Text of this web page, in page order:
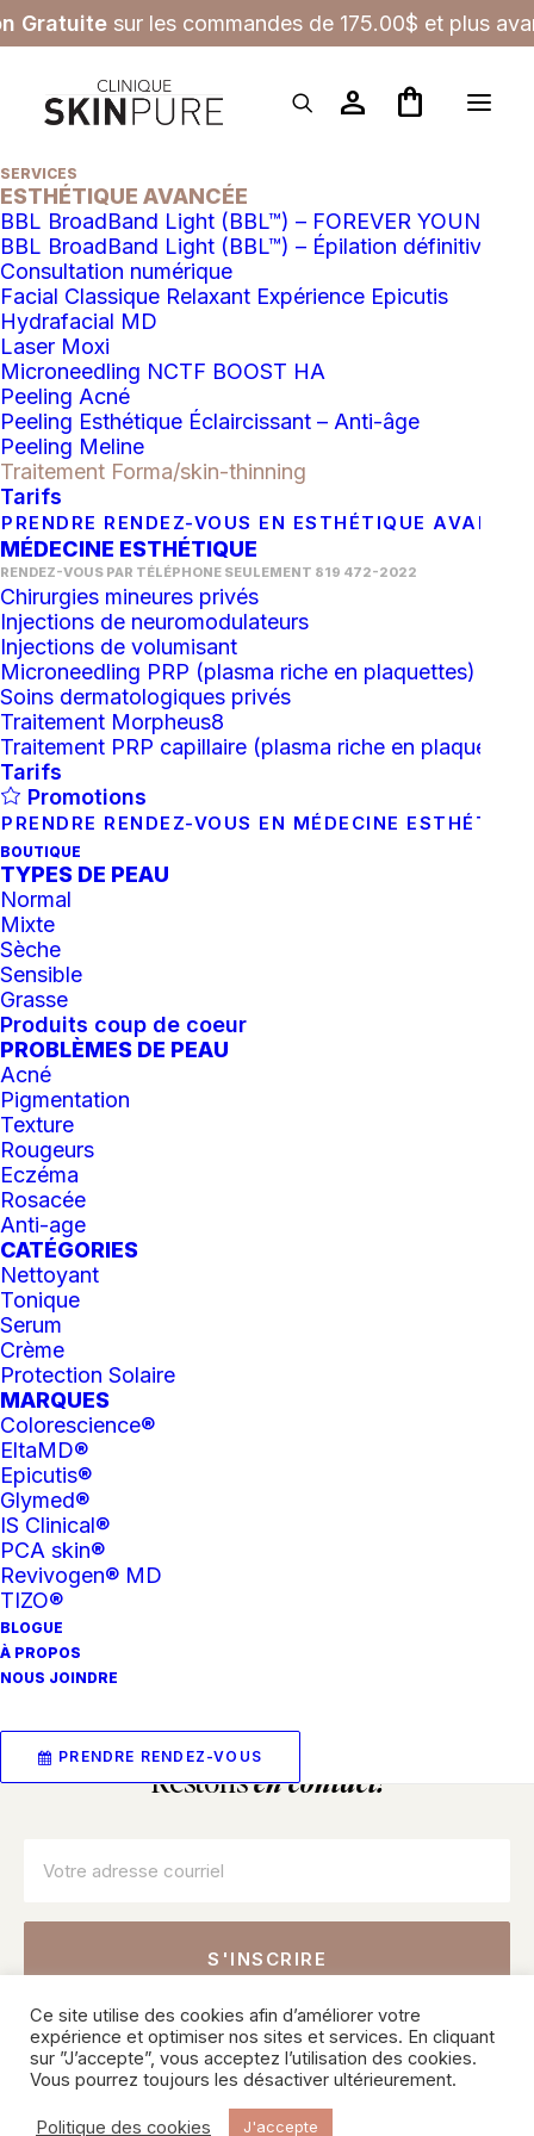
Gratuite sur les commandes de 175.00$ et plus
person shopping_bag
SERVICES
ESTHÉTIQUE AVANCÉE
BBL BroadBand Light (BBL™) – FOREVER YOUNG
BBL BroadBand Light (BBL™) – Épilation définitive
Consultation numérique
Facial Classique Relaxant Expérience Epicutis
Hydrafacial MD
Laser Moxi
Microneedling NCTF BOOST HA
Peeling Acné
Peeling Esthétique Éclaircissant – Anti-âge
Peeling Meline
Traitement Forma/skin-thinning
Tarifs
PRENDRE RENDEZ-VOUS EN ESTHÉTIQUE AVANCÉ
MÉDECINE ESTHÉTIQUE
RENDEZ-VOUS PAR TÉLÉPHONE SEULEMENT 819 472-2022
Chirurgies mineures privés
Injections de neuromodulateurs
Injections de volumisant
Microneedling PRP (plasma riche en plaquettes)
Soins dermatologiques privés
Traitement Morpheus8
Traitement PRP capillaire (plasma riche en plaquettes)
Tarifs
Promotions
PRENDRE RENDEZ-VOUS EN MÉDECINE
BOUTIQUE
TYPES DE PEAU
Normal
Mixte
Sèche
Sensible
Grasse
Produits coup de coeur
PROBLÈMES DE PEAU
Acné
Pigmentation
Texture
Rougeurs
Eczéma
Rosacée
Anti-age
CATÉGORIES
Nettoyant
Tonique
Serum
Crème
Protection Solaire
MARQUES
Colorescience®
EltaMD®
Epicutis®
Glymed®
IS Clinical®
PCA skin®
Revivogen® MD
TIZO®
BLOGUE
À PROPOS
NOUS JOINDRE
PRENDRE RENDEZ-VOUS
RETOUR AUX
SERVICES
Traitement Forma/skin-
thinning
NOS TARIFS
event_available
Restonsen contact!
Inscrivez-vous pour connaître nos offres sur les soins, les
produits et recevoir des conseils de nos professionnels.
© 2026 SKINPURE Inc – Tous droits réservés. Une création
Ce site utilise des cookies afin d’améliorer votre
expérience et optimiser nos sites et services. En cliquant
sur ”J’accepte”, vous acceptez l’utilisation des cookies.
Vous pourrez toujours les désactiver ultérieurement.
Politique des cookies J'accepte